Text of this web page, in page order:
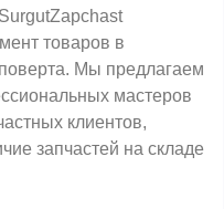
товаров в
Мы предлагаем
мастеров
клиентов,
запчастей на складе